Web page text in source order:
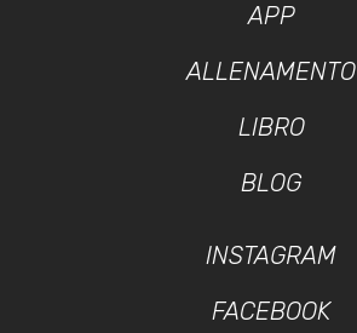
APP
ALLENAMENTO
LIBRO
BLOG
INSTAGRAM
FACEBOOK